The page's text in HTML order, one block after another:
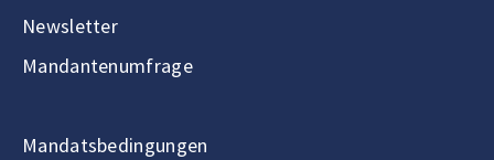
Newsletter
Mandantenumfrage
Mandatsbedingungen